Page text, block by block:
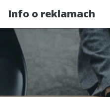
Info o reklamach